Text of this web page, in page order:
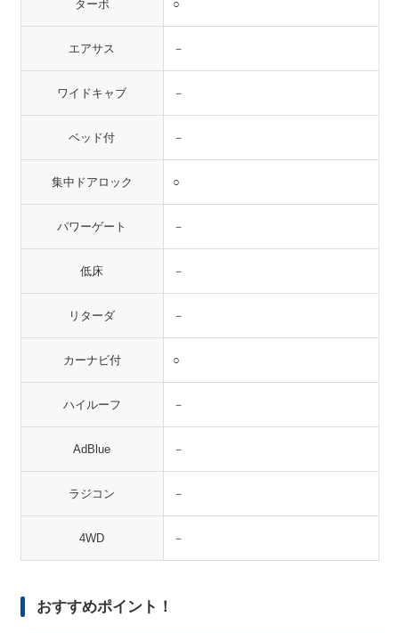
ターボ ○
エアサス －
ワイドキャブ －
ベッド付 －
集中ドアロック ○
パワーゲート －
低床 －
リターダ －
カーナビ付 ○
ハイルーフ －
AdBlue －
ラジコン －
4WD －
おすすめポイント！